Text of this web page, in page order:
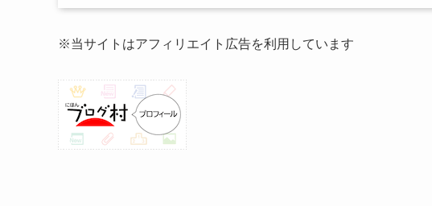
※当サイトはアフィリエイト広告を利用しています